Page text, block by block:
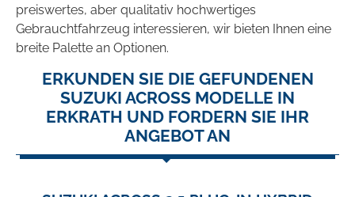
preiswertes, aber qualitativ hochwertiges
Gebrauchtfahrzeug interessieren, wir bieten Ihnen eine
breite Palette an Optionen.
ERKUNDEN SIE DIE GEFUNDENEN
SUZUKI ACROSS MODELLE IN
ERKRATH UND FORDERN SIE IHR
ANGEBOT AN